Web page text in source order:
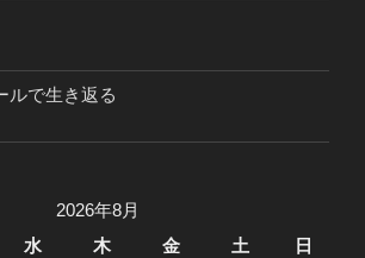
ルで生き返る
2026年8月
水 木 金 土 日